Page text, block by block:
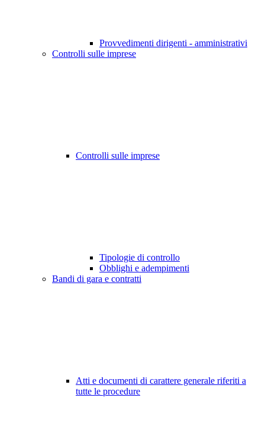
Provvedimenti dirigenti - amministrativi
Controlli sulle imprese
Controlli sulle imprese
Tipologie di controllo
Obblighi e adempimenti
Bandi di gara e contratti
Atti e documenti di carattere generale riferiti a
tutte le procedure